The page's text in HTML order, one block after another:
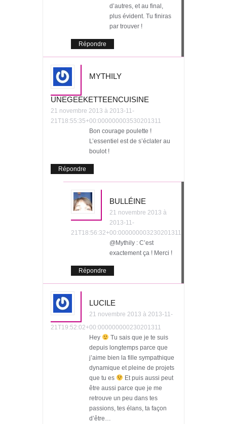
d’autres, et au final,
plus évident. Tu finiras
par trouver !
Répondre
MYTHILY
UNEGEEKETTEENCUISINE
21 novembre 2013 à 2013-11-
21T18:55:35+00:000000003530201311
Bon courage poulette !
L’essentiel est de s’éclater au
boulot !
Répondre
BULLÉINE
21 novembre 2013 à
2013-11-
21T18:56:32+00:000000003230201311
@Mythily : C’est
exactement ça ! Merci !
Répondre
LUCILE
21 novembre 2013 à 2013-11-
21T19:52:02+00:000000000230201311
Hey
Tu sais que je te suis
depuis longtemps parce que
j’aime bien la fille sympathique
dynamique et pleine de projets
que tu es
Et puis aussi peut
être aussi parce que je me
retrouve un peu dans tes
passions, tes élans, ta façon
d’être…